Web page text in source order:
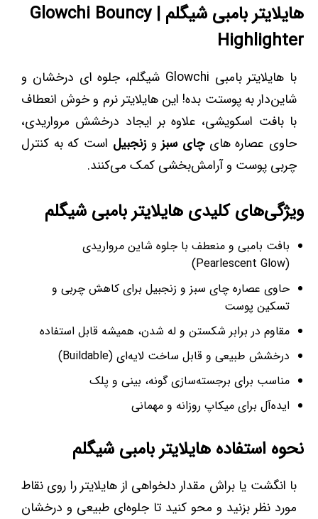
هایلایتر بامبی شیگلم | Glowchi Bouncy
Highlighter
با هایلایتر بامبی Glowchi شیگلم، جلوه‌ ای درخشان و
شاین‌دار به پوستت بده! این هایلایتر نرم و خوش‌ انعطاف
با بافت اسکویشی، علاوه بر ایجاد درخشش مرواریدی،
حاوی عصاره‌ هایچای سبزوزنجبیل است که به کنترل
چربی پوست و آرامش‌بخشی کمک می‌کنند.
ویژگی‌های کلیدی هایلایتر بامبی شیگلم
بافت بامبی و منعطف با جلوه شاین مرواریدی
(Pearlescent Glow)
حاوی عصاره چای سبز و زنجبیل برای کاهش چربی و
تسکین پوست
مقاوم در برابر شکستن و له شدن، همیشه قابل استفاده
درخشش طبیعی و قابل ساخت لایه‌ای (Buildable)
مناسب برای برجسته‌سازی گونه، بینی و پلک
ایده‌آل برای میکاپ روزانه و مهمانی
نحوه استفاده هایلایتر بامبی شیگلم
با انگشت یا براش مقدار دلخواهی از هایلایتر را روی نقاط
مورد نظر بزنید و محو کنید تا جلوه‌ای طبیعی و درخشان